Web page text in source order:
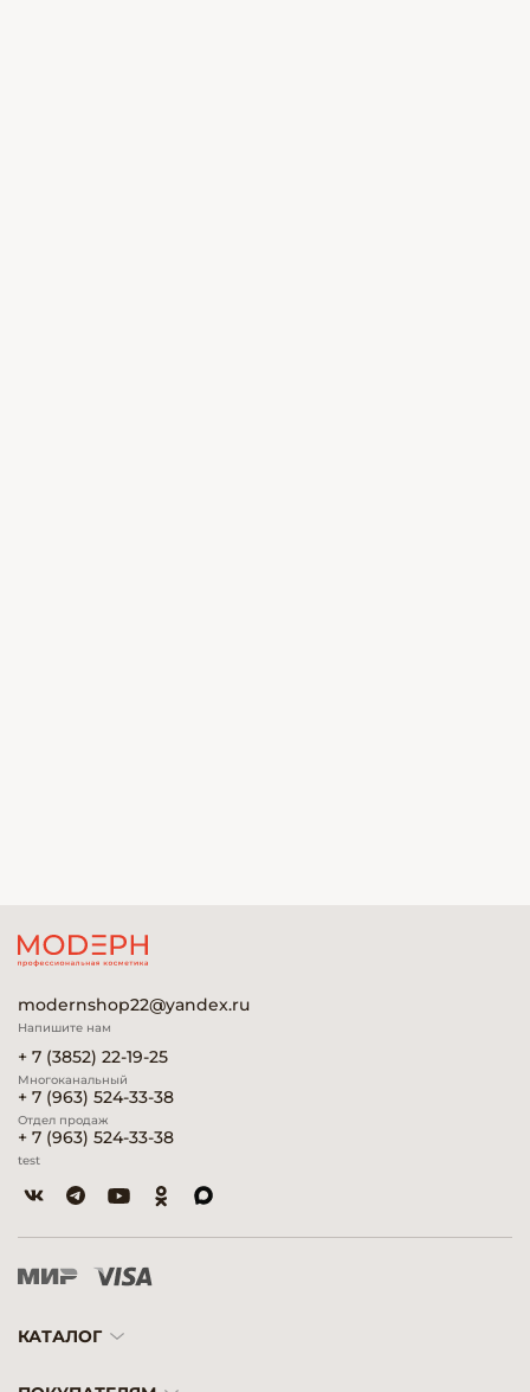
modernshop22@yandex.ru
Напишите нам
+ 7 (3852) 22-19-25
Многоканальный
+ 7 (963) 524-33-38
Отдел продаж
+ 7 (963) 524-33-38
test
КАТАЛОГ